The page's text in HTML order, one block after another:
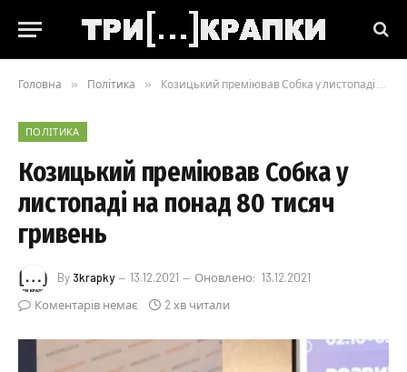
Головна » Політика » Козицький преміював Собка у листопаді на понад 80 тисяч гривень
ПОЛІТИКА
Козицький преміював Собка у
листопаді на понад 80 тисяч
гривень
By 3krapky 13.12.2021 Оновлено: 13.12.2021
Коментарів немає
2 хв читали